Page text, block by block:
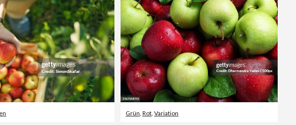
Grün, Rot, Variation